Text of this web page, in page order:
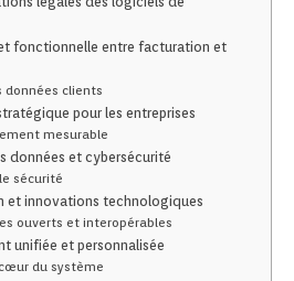
fonctionnelle entre facturation et
données clients
pour les entreprises
mesurable
données et cybersécurité
sécurité
et innovations technologiques
ouverts et interopérables
unifiée et personnalisée
du système